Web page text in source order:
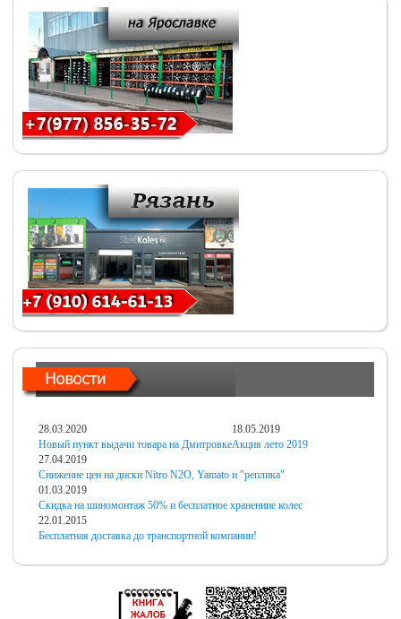
28.03.2020
Новый пункт выдачи товара на Дмитровке
18.05.2019
Акция лето 2019
27.04.2019
Снижение цен на диски Nitro N2O, Yamato и "реплика"
01.03.2019
Скидка на шиномонтаж 50% и бесплатное хранениие колес
22.01.2015
Бесплатная доставка до транспортной компании!